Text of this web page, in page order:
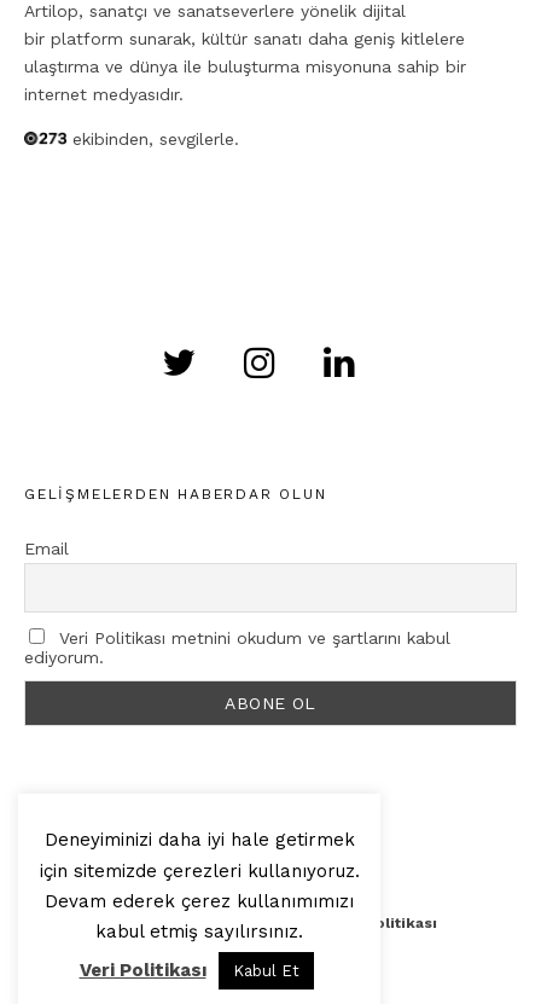
Artilop, sanatçı ve sanatseverlere yönelik dijital
bir platform sunarak, kültür sanatı daha geniş kitlelere
ulaştırma ve dünya ile buluşturma misyonuna sahip bir
internet medyasıdır.
ekibinden, sevgilerle.
GELIŞMELERDEN HABERDAR OLUN
Email
Veri Politikası metnini okudum ve şartlarını kabul
ediyorum.
© 2025, Artilop
Künye Yazar Başvurusu Veri Politikası
Yukarı Çık
Deneyiminizi daha iyi hale getirmek
için sitemizde çerezleri kullanıyoruz.
Devam ederek çerez kullanımımızı
kabul etmiş sayılırsınız.
Veri Politikası
Kabul Et